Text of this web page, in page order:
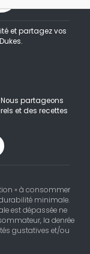
et partagez vos
partageons
et des recettes
« à consommer
minimale.
est dépassée ne
la denrée
gustatives et/ou